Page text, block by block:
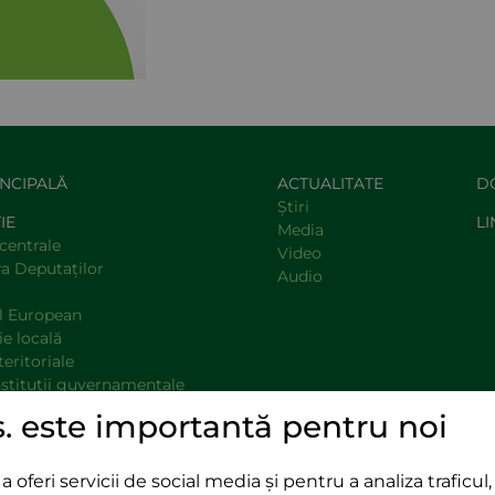
Deputaţilor
European
locală
guvernamentale
ACTUALITATE
Știri
Media
Video
Audio
este importantă pentru noi
servicii de social media și pentru a analiza